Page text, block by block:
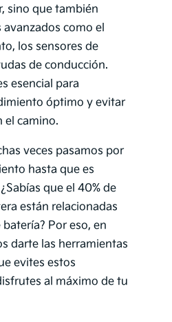
sino que también
como el
los sensores de
de conducción.
esencial para
óptimo y evitar
el camino.
veces pasamos por
hasta que es
que el 40% de
están relacionadas
Por eso, en
darte las herramientas
evites estos
al máximo de tu